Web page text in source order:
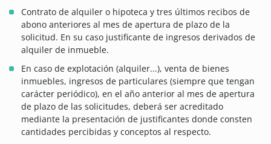
Contrato de alquiler o hipoteca y tres últimos recibos de
abono anteriores al mes de apertura de plazo de la
solicitud. En su caso justificante de ingresos derivados de
alquiler de inmueble.
En caso de explotación (alquiler...), venta de bienes
inmuebles, ingresos de particulares (siempre que tengan
carácter periódico), en el año anterior al mes de apertura
de plazo de las solicitudes, deberá ser acreditado
mediante la presentación de justificantes donde consten
cantidades percibidas y conceptos al respecto.